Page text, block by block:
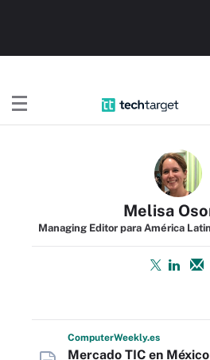
Melisa
Managing Editor para América
ComputerWeekly.es
Mercado TIC en